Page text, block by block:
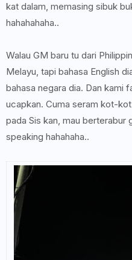
kat dalam, memasing sibuk
hahahahaha..
Walau GM baru tu dari
Melayu, tapi bahasa English
bahasa negara dia. Dan kami
ucapkan. Cuma seram kot-
pada Sis kan, mau berterabur
speaking hahahaha..